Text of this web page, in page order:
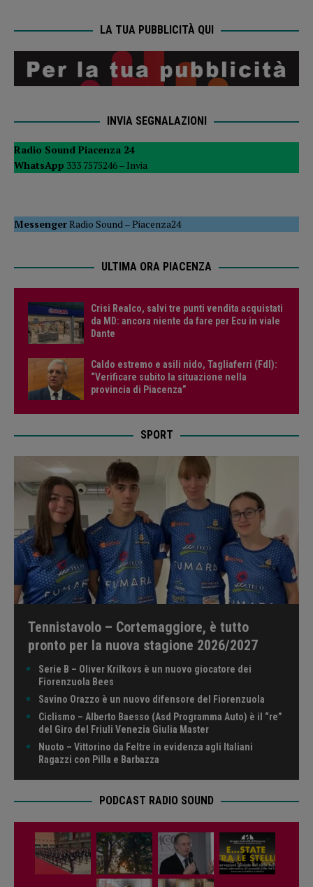
LA TUA PUBBLICITÀ QUI
INVIA SEGNALAZIONI
Radio Sound Piacenza 24
WhatsApp 333 7575246 – Invia
MessengerRadio Sound–Piacenza24
ULTIMA ORA PIACENZA
Crisi Realco, salvi tre punti vendita acquistati
da MD: ancora niente da fare per Ecu in viale
Dante
Caldo estremo e asili nido, Tagliaferri (FdI):
“Verificare subito la situazione nella
provincia di Piacenza”
SPORT
Tennistavolo – Cortemaggiore, è tutto
pronto per la nuova stagione 2026/2027
Serie B – Oliver Krilkovs è un nuovo giocatore dei
Fiorenzuola Bees
Savino Orazzo è un nuovo difensore del Fiorenzuola
Ciclismo – Alberto Baesso (Asd Programma Auto) è il “re”
del Giro del Friuli Venezia Giulia Master
Nuoto – Vittorino da Feltre in evidenza agli Italiani
Ragazzi con Pilla e Barbazza
PODCAST RADIO SOUND